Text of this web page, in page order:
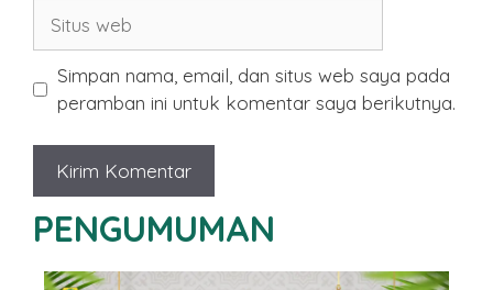
web
Simpan nama, email, dan situs web saya pada
peramban ini untuk komentar saya berikutnya.
PENGUMUMAN